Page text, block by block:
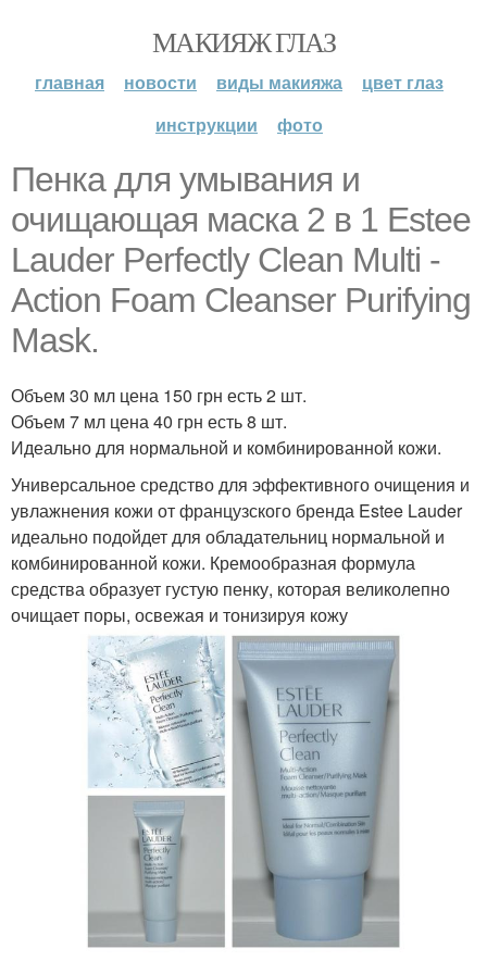
МАКИЯЖ ГЛАЗ
главная новости виды макияжа
цвет глаз
инструкции
фото
Пенка для умывания и
очищающая маска 2 в 1 Estee
Lauder Perfectly Clean Multi -
Action Foam Cleanser Purifying
Mask.
Объем 30 мл цена 150 грн есть 2 шт.
Объем 7 мл цена 40 грн есть 8 шт.
Идеально для нормальной и комбинированной кожи.
Универсальное средство для эффективного очищения и
увлажнения кожи от французского бренда Estee Lauder
идеально подойдет для обладательниц нормальной и
комбинированной кожи. Кремообразная формула
средства образует густую пенку, которая великолепно
очищает поры, освежая и тонизируя кожу